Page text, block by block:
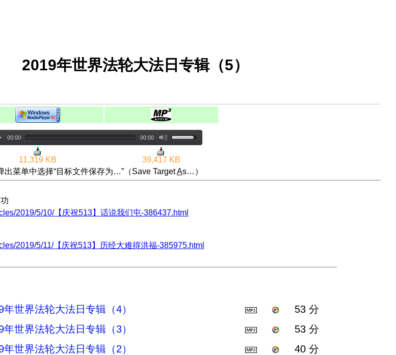
2019年世界法轮大法日专辑（5）
00:00 00:00
11,319 KB
39,417 KB
出菜单中选择“目标文件保存为…”（Save TargetAs…）
2019/5/10/【庆祝513】话说我们屯-386437.html
2019/5/11/【庆祝513】历经大难得洪福-385975.html
世界法轮大法日专辑（4）
53 分
世界法轮大法日专辑（3）
53 分
世界法轮大法日专辑（2）
40 分